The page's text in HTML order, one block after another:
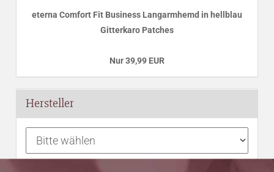
eterna Comfort Fit Business Langarmhemd in hellblau
Gitterkaro Patches
Nur 39,99 EUR
Hersteller